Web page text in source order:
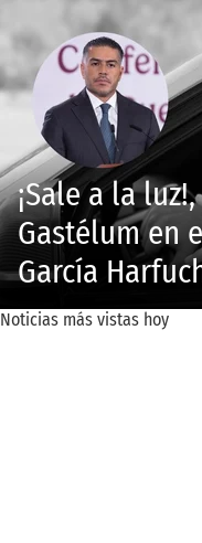
¡Sale a la
Gastélum en
García
Noticias más vistas hoy